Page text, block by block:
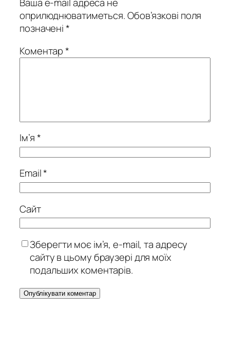
Ваша e-mail адреса не
оприлюднюватиметься.Обов’язкові поля
позначені*
Коментар*
Ім’я*
Email*
Сайт
Зберегти моє ім’я, e-mail, та адресу
сайту в цьому браузері для моїх
подальших коментарів.